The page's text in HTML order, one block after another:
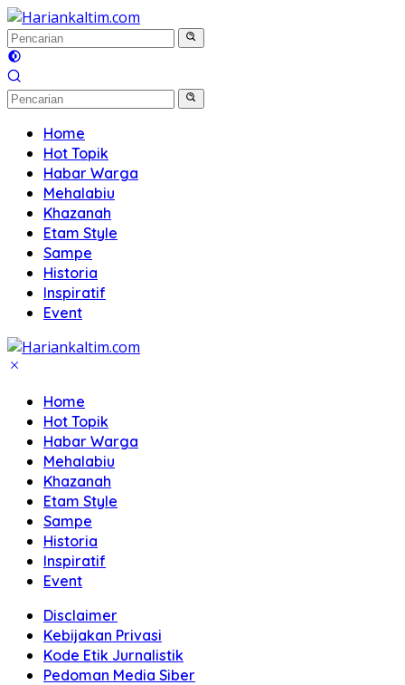
Langsung
ke
konten
Home
Hot Topik
Habar Warga
Mehalabiu
Khazanah
Etam Style
Sampe
Historia
Inspiratif
Event
Home
Hot Topik
Habar Warga
Mehalabiu
Khazanah
Etam Style
Sampe
Historia
Inspiratif
Event
Disclaimer
Kebijakan Privasi
Kode Etik Jurnalistik
Pedoman Media Siber